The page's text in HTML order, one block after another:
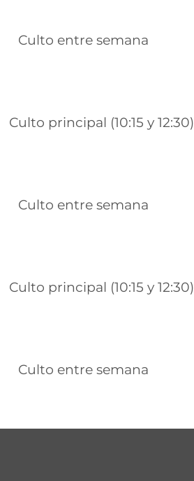
Culto entre semana
Culto principal (10:15 y 12:30)
Culto entre semana
Culto principal (10:15 y 12:30)
Culto entre semana